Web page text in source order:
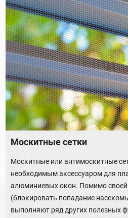
Москитные сетки
Москитные или антимоскитные
необходимым аксессуаром для
алюминиевых окон. Помимо своей
(блокировать попадание
выполняют ряд других полезных